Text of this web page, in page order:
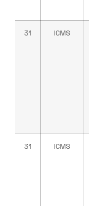
31 ICMS
31 ICMS